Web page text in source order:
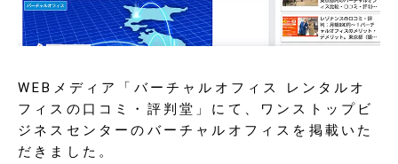
WEBメディア「バーチャルオフィス レンタルオ
フィスの口コミ・評判堂」にて、ワンストップビ
ジネスセンターのバーチャルオフィスを掲載いた
だきました。